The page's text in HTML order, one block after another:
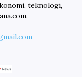
teknologi,